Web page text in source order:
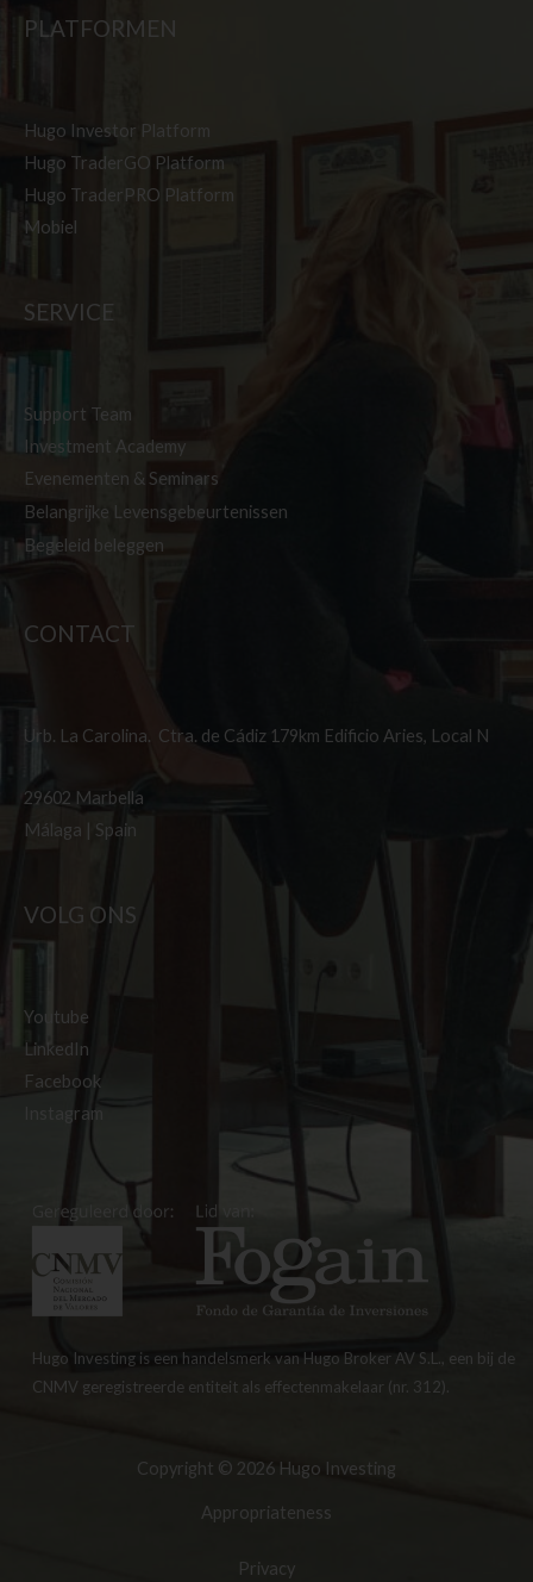
PLATFORMEN
Hugo Investor Platform
Hugo TraderGO Platform
Hugo TraderPRO Platform
Mobiel
SERVICE
Support Team
Investment Academy
Evenementen & Seminars
Belangrijke Levensgebeurtenissen
Begeleid beleggen
CONTACT
Urb. La Carolina. Ctra. de Cádiz 179km Edificio Aries, Local N
29602 Marbella
Málaga | Spain
VOLG ONS
Youtube
LinkedIn
Facebook
Instagram
Hugo Investing is een handelsmerk van Hugo Broker AV S.L., een bij de
CNMV geregistreerde entiteit als effectenmakelaar (nr. 312).
Copyright © 2026 Hugo Investing
Appropriateness
Privacy